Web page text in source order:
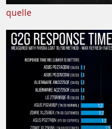
quelle